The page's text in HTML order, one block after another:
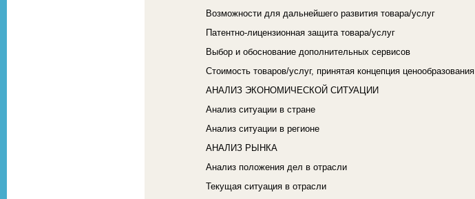
Возможности для дальнейшего развития товара/услуг
Патентно-лицензионная защита товара/услуг
Выбор и обоснование дополнительных сервисов
Стоимость товаров/услуг, принятая концепция ценообразования
АНАЛИЗ ЭКОНОМИЧЕСКОЙ СИТУАЦИИ
Анализ ситуации в стране
Анализ ситуации в регионе
АНАЛИЗ РЫНКА
Анализ положения дел в отрасли
Текущая ситуация в отрасли